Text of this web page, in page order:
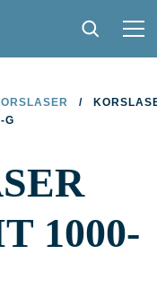
/
G
1000-